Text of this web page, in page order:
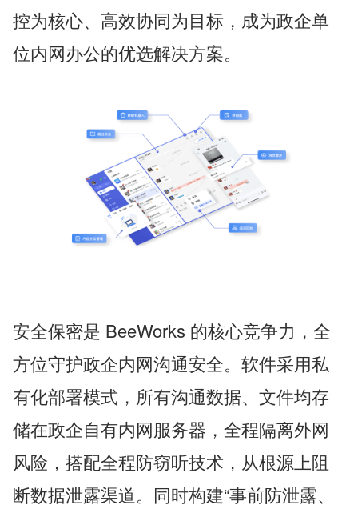
控为核心、高效协同为目标，成为政企单
位内网办公的优选解决方案。
安全保密是 BeeWorks 的核心竞争力，全
方位守护政企内网沟通安全。软件采用私
有化部署模式，所有沟通数据、文件均存
储在政企自有内网服务器，全程隔离外网
风险，搭配全程防窃听技术，从根源上阻
断数据泄露渠道。同时构建“事前防泄露、